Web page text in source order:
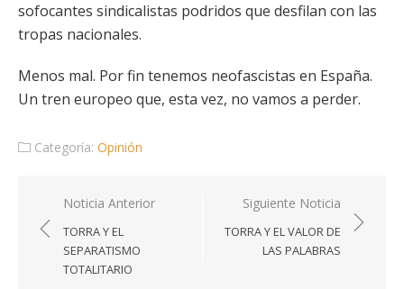
sofocantes sindicalistas podridos que desfilan con las
tropas nacionales.
Menos mal. Por fin tenemos neofascistas en España.
Un tren europeo que, esta vez, no vamos a perder.
Categoría: Opinión
Navegación
de
entradas
Noticia Anterior
TORRA Y EL
SEPARATISMO
TOTALITARIO
Siguiente Noticia
TORRA Y EL VALOR DE
LAS PALABRAS